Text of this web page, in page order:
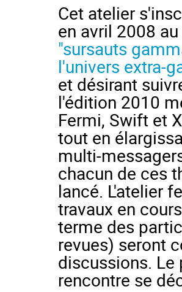
Cet atelier
"sursauts
l'univers extra-
et désirant
l'édition 2010
Fermi, Swift et
tout en
multi-
chacun de ces
lancé. L'atelier
travaux en
terme des
revues) seront
discussions.
rencontre se